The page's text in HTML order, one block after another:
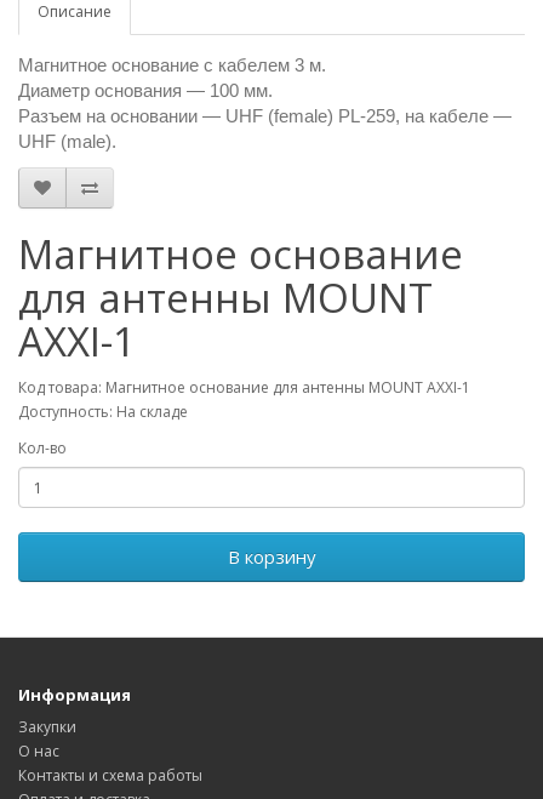
Описание
Магнитное основание с кабелем 3 м.
Диаметр основания — 100 мм.
Разъем на основании — UHF (female) PL-259, на кабеле —
UHF (male).
Магнитное основание
для антенны MOUNT
AXXI-1
Код товара: Магнитное основание для антенны MOUNT AXXI-1
Доступность: На складе
Кол-во
В корзину
Информация
Закупки
О нас
Контакты и схема работы